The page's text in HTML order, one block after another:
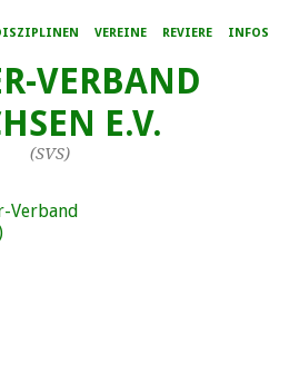
VEREINE REVIERE INFOS
VERBAND
E.V.
(SVS)